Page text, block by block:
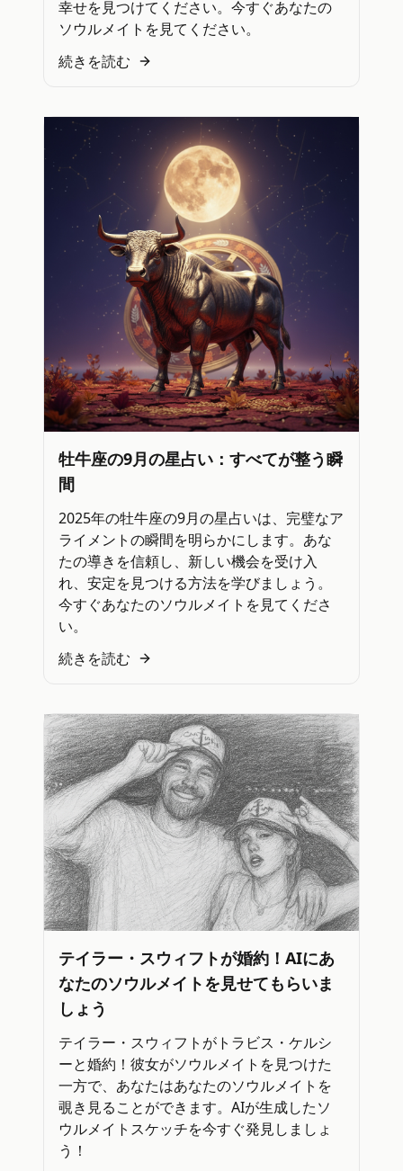
幸せを見つけてください。今すぐあなたの
ソウルメイトを見てください。
続きを読む
牡牛座の9月の星占い：すべてが整う瞬
間
2025年の牡牛座の9月の星占いは、完璧なア
ライメントの瞬間を明らかにします。あな
たの導きを信頼し、新しい機会を受け入
れ、安定を見つける方法を学びましょう。
今すぐあなたのソウルメイトを見てくださ
い。
続きを読む
テイラー・スウィフトが婚約！AIにあ
なたのソウルメイトを見せてもらいま
しょう
テイラー・スウィフトがトラビス・ケルシ
ーと婚約！彼女がソウルメイトを見つけた
一方で、あなたはあなたのソウルメイトを
覗き見ることができます。AIが生成したソ
ウルメイトスケッチを今すぐ発見しましょ
う！